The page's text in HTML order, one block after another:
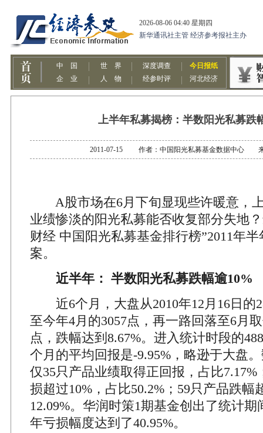
上半年私募揭榜：半数阳光私募跌
2011-07-15 作者：中国阳光私募基金数据中心 来
A股市场在6月下旬显现些许暖意，
业绩惨淡的阳光私募能否收复部分失地
财经 中国阳光私募基金排行榜”2011年
案。
近半年： 半数阳光私募跌幅逾10%
近6个月，大盘从2010年12月16日的
至今年4月的3057点，再一路回落至6月
点，跌幅达到8.67%。进入统计时段的
个月的平均回报是-9.95%，略逊于大盘
仅35只产品业绩取得正回报，占比7.17%
损超过10%，占比50.2%；59只产品跌幅
12.09%。华润时策1期基金创出了统计
年亏损幅度达到了40.95%。